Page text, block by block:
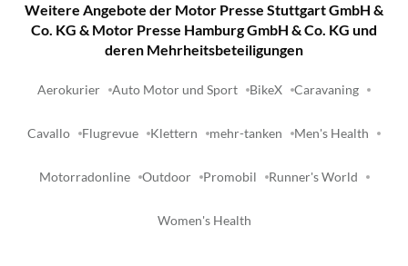
Weitere Angebote der Motor Presse Stuttgart GmbH &
Co. KG & Motor Presse Hamburg GmbH & Co. KG und
deren Mehrheitsbeteiligungen
Aerokurier Auto Motor und Sport BikeX Caravaning
Cavallo Flugrevue Klettern mehr-tanken Men's Health
Motorradonline Outdoor Promobil Runner's World
Women's Health